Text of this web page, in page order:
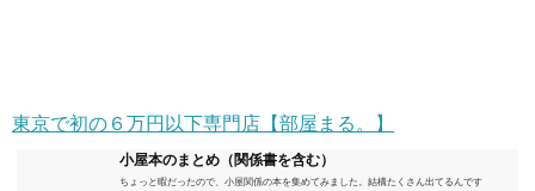
東京で初の６万円以下専門店【部屋まる。】
小屋本のまとめ（関係書を含む）
ちょっと暇だったので、小屋関係の本を集めてみました。結構たくさん出てるんです